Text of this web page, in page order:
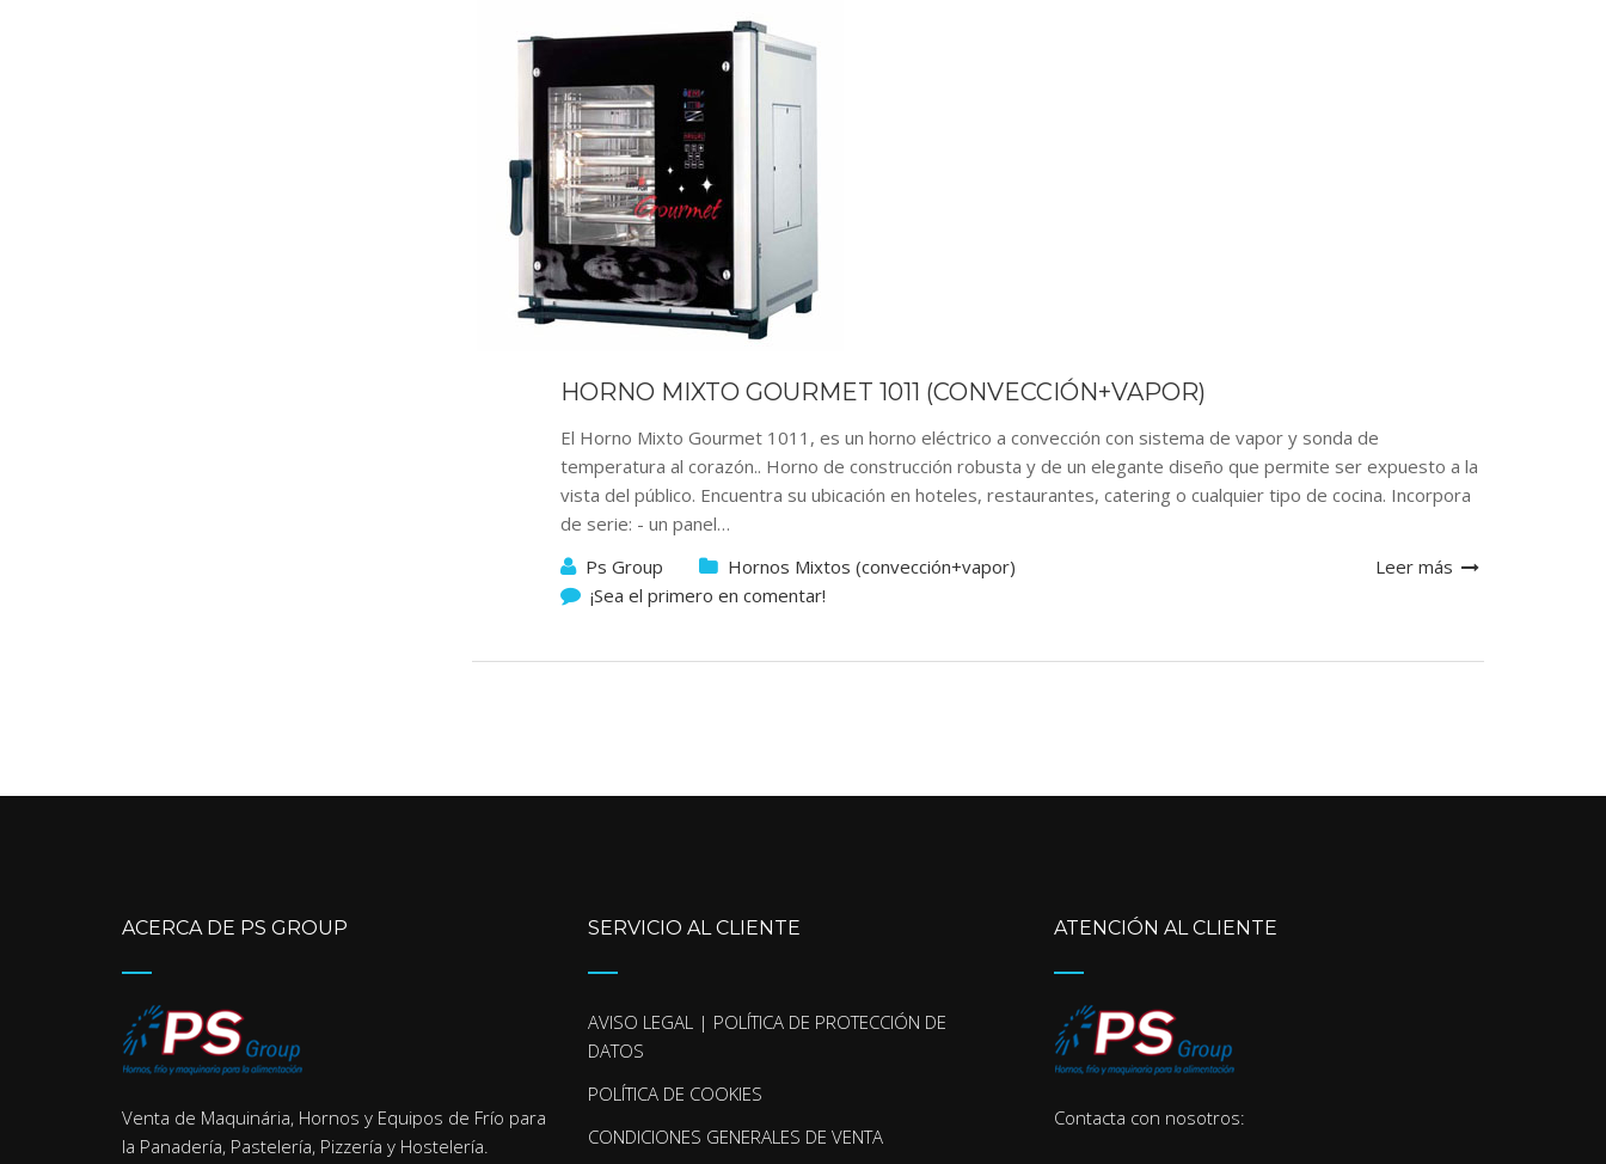
HORNO MIXTO GOURMET 1011 (CONVECCIÓN+VAPOR)
El Horno Mixto Gourmet 1011, es un horno eléctrico a convección con sistema de vapor y sonda de
temperatura al corazón.. Horno de construcción robusta y de un elegante diseño que permite ser expuesto a la
vista del público. Encuentra su ubicación en hoteles, restaurantes, catering o cualquier tipo de cocina. Incorpora
de serie: - un panel…
Ps Group
Hornos Mixtos (convección+vapor)
¡Sea el primero en comentar!
Leer más
ACERCA DE PS GROUP
Venta de Maquinária, Hornos y Equipos de Frío para
la Panadería, Pastelería, Pizzería y Hostelería.
SERVICIO AL CLIENTE
AVISO LEGAL | POLÍTICA DE PROTECCIÓN DE
DATOS
POLÍTICA DE COOKIES
CONDICIONES GENERALES DE VENTA
ATENCIÓN AL CLIENTE
Contacta con nosotros: